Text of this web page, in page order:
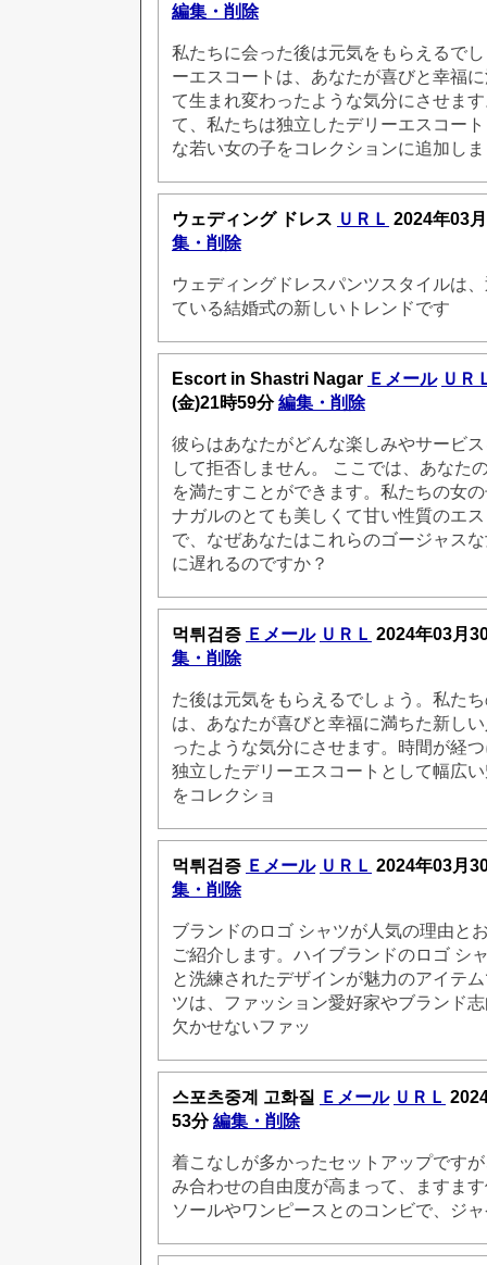
編集・削除
私たちに会った後は元気をもらえるで
ーエスコートは、あなたが喜びと幸福
て生まれ変わったような気分にさせま
て、私たちは独立したデリーエスコー
な若い女の子をコレクションに追加し
ウェディング ドレス ＵＲＬ 2024年03
集・削除
ウェディングドレスパンツスタイルは
ている結婚式の新しいトレンドです
Escort in Shastri Nagar Ｅメール ＵＲ
(金)21時59分編集・削除
彼らはあなたがどんな楽しみやサービ
して拒否しません。 ここでは、あなた
を満たすことができます。私たちの女
ナガルのとても美しくて甘い性質のエ
で、なぜあなたはこれらのゴージャス
に遅れるのですか？
먹튀검증 Ｅメール ＵＲＬ 2024年03月
集・削除
た後は元気をもらえるでしょう。私た
は、あなたが喜びと幸福に満ちた新し
ったような気分にさせます。時間が経
独立したデリーエスコートとして幅広
をコレクショ
먹튀검증 Ｅメール ＵＲＬ 2024年03月
集・削除
ブランドのロゴ シャツが人気の理由と
ご紹介します。ハイブランドのロゴ シ
と洗練されたデザインが魅力のアイテ
ツは、ファッション愛好家やブランド
欠かせないファッ
스포츠중계 고화질 Ｅメール ＵＲＬ
53分編集・削除
着こなしが多かったセットアップです
み合わせの自由度が高まって、ますま
ソールやワンピースとのコンビで、ジ